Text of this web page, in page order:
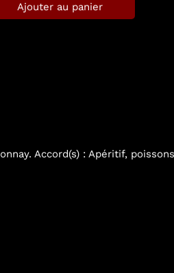
Ajouter au panier
Accord(s) : Apéritif,